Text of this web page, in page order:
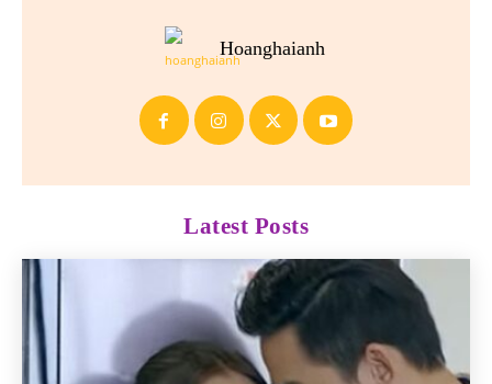
Hoanghaianh
Latest Posts